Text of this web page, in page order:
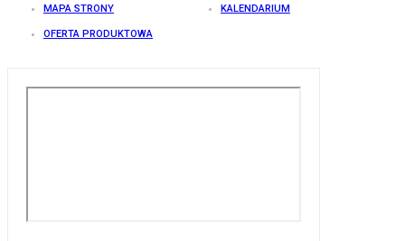
MAPA STRONY KALENDARIUM
OFERTA PRODUKTOWA